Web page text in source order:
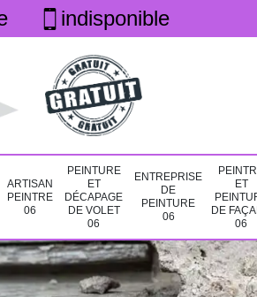
indisponible
ARTISAN
PEINTRE
06
PEINTURE
ET
DÉCAPAGE
DE VOLET
06
ENTREPRISE
DE
PEINTURE
06
ET
DE
06